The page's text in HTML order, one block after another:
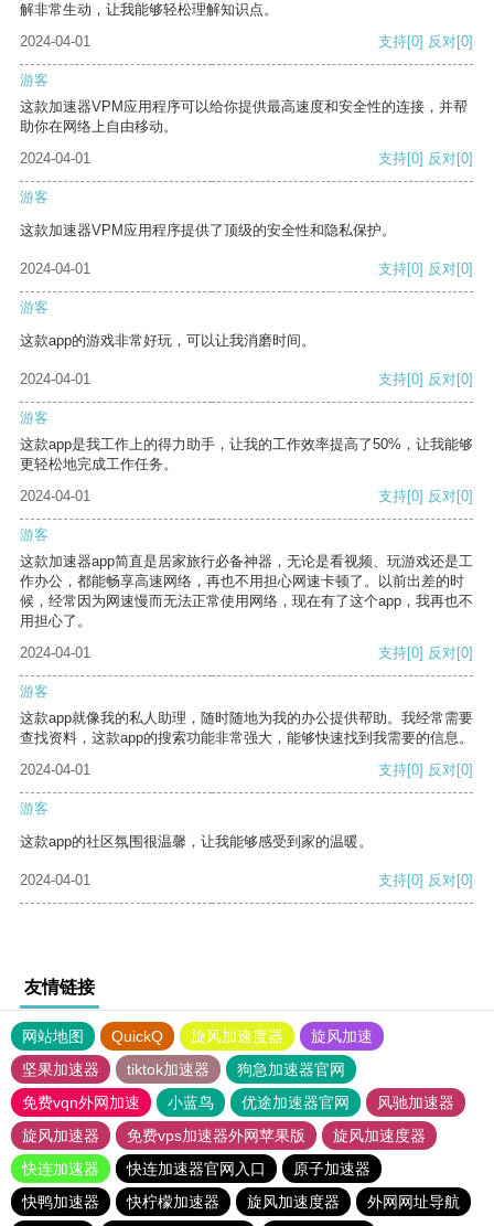
解非常生动，让我能够轻松理解知识点。
2024-04-01
支持[0] 反对[0]
游客
这款加速器VPM应用程序可以给你提供最高速度和安全性的连接，并帮
助你在网络上自由移动。
2024-04-01
支持[0] 反对[0]
游客
这款加速器VPM应用程序提供了顶级的安全性和隐私保护。
2024-04-01 支持[0] 反对[0]
游客
这款app的游戏非常好玩，可以让我消磨时间。
2024-04-01 支持[0] 反对[0]
游客
这款app是我工作上的得力助手，让我的工作效率提高了50%，让我能够
更轻松地完成工作任务。
2024-04-01
支持[0] 反对[0]
游客
这款加速器app简直是居家旅行必备神器，无论是看视频、玩游戏还是工
作办公，都能畅享高速网络，再也不用担心网速卡顿了。以前出差的时
候，经常因为网速慢而无法正常使用网络，现在有了这个app，我再也不
用担心了。
2024-04-01
支持[0] 反对[0]
游客
这款app就像我的私人助理，随时随地为我的办公提供帮助。我经常需要
查找资料，这款app的搜索功能非常强大，能够快速找到我需要的信息。
2024-04-01
支持[0] 反对[0]
游客
这款app的社区氛围很温馨，让我能够感受到家的温暖。
2024-04-01 支持[0] 反对[0]
友情链接
网站地图 QuickQ 旋风加速度器
旋风加速
坚果加速器
tiktok加速器
狗急加速器官网
免费vqn外网加速
小蓝鸟 优途加速器官网
风驰加速器
旋风加速器
免费vps加速器外网苹果版
旋风加速度器
快连加速器
快连加速器官网入口
原子加速器
快鸭加速器
快柠檬加速器 旋风加速度器 外网网址导航